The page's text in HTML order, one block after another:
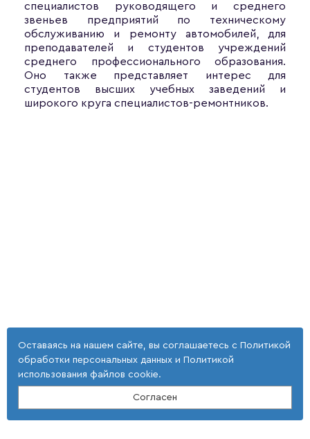
специалистов руководящего и среднего
звеньев предприятий по техническому
обслуживанию и ремонту автомобилей, для
преподавателей и студентов учреждений
среднего профессионального образования.
Оно также представляет интерес для
студентов высших учебных заведений и
широкого круга специалистов-ремонтников.
Оставаясь на нашем сайте, вы соглашаетесь с Политикой
обработки персональных данных и Политикой
использования файлов cookie.
Согласен